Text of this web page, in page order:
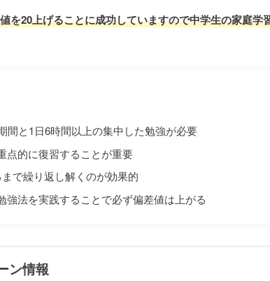
を20上げることに成功していますので中学生の家庭学
間と1日6時間以上の集中した勉強が必要
点的に復習することが重要
で繰り返し解くのが効果的
法を実践することで必ず偏差値は上がる
ン情報